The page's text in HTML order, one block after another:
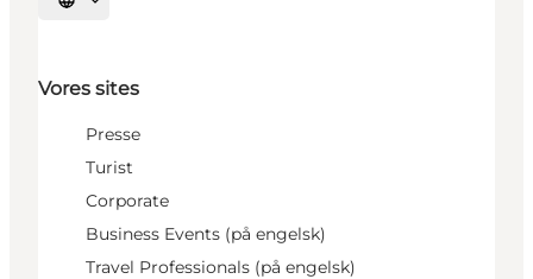
Vælg sprog
Vores sites
Presse
Turist
Corporate
Business Events (på engelsk)
Travel Professionals (på engelsk)